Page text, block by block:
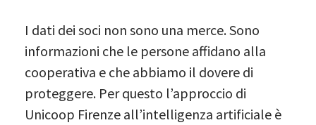
I dati dei soci non sono una merce. Sono
informazioni che le persone affidano alla
cooperativa e che abbiamo il dovere di
proteggere. Per questo l’approccio di
Unicoop Firenze all’intelligenza artificiale è